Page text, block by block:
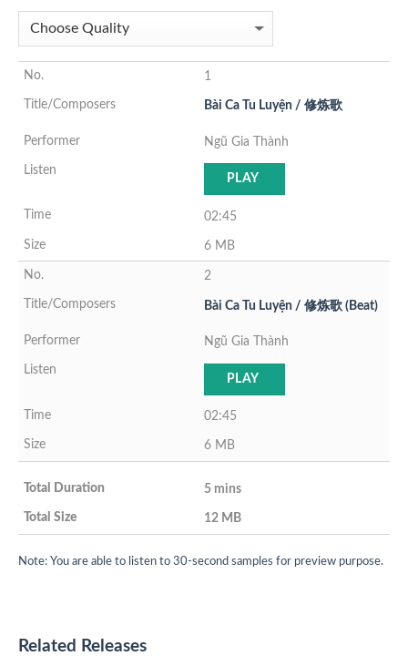
1
Bài Ca Tu Luyện / 修炼歌
Ngũ Gia Thành
PLAY
02:45
6 MB
2
Bài Ca Tu Luyện / 修炼歌 (Beat)
Ngũ Gia Thành
PLAY
02:45
6 MB
5 mins
12 MB
Note: You are able to listen to 30-second samples for preview purpose.
Related Releases